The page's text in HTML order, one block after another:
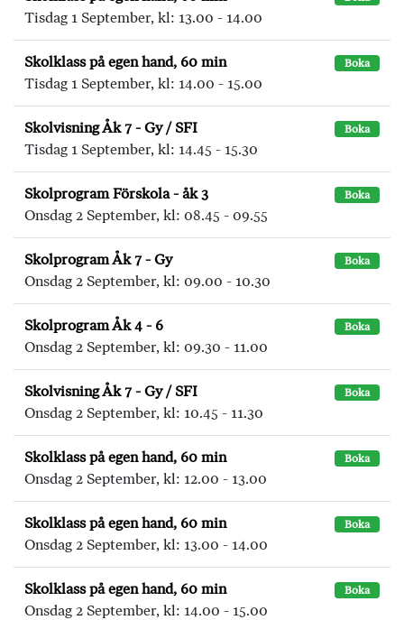
Tisdag 1 September, kl: 13.00 - 14.00
Skolklass på egen hand, 60 min Boka
Tisdag 1 September, kl: 14.00 - 15.00
Skolvisning Åk 7 - Gy / SFI Boka
Tisdag 1 September, kl: 14.45 - 15.30
Skolprogram Förskola - åk 3 Boka
Onsdag 2 September, kl: 08.45 - 09.55
Skolprogram Åk 7 - Gy Boka
Onsdag 2 September, kl: 09.00 - 10.30
Skolprogram Åk 4 - 6 Boka
Onsdag 2 September, kl: 09.30 - 11.00
Skolvisning Åk 7 - Gy / SFI Boka
Onsdag 2 September, kl: 10.45 - 11.30
Skolklass på egen hand, 60 min Boka
Onsdag 2 September, kl: 12.00 - 13.00
Skolklass på egen hand, 60 min Boka
Onsdag 2 September, kl: 13.00 - 14.00
Skolklass på egen hand, 60 min Boka
Onsdag 2 September, kl: 14.00 - 15.00